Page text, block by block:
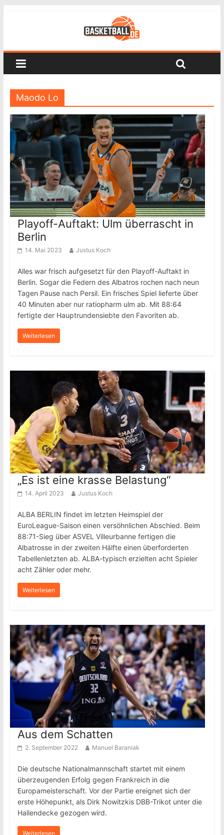
Maodo Lo
Playoff-Auftakt: Ulm überrascht in
Berlin
14. Mai 2023 Justus Koch
Alles war frisch aufgesetzt für den Playoff-Auftakt in
Berlin. Sogar die Federn des Albatros rochen nach neun
Tagen Pause nach Persil. Ein frisches Spiel lieferte über
40 Minuten aber nur ratiopharm ulm ab. Mit 88:64
fertigte der Hauptrundensiebte den Favoriten ab.
Weiterlesen
„Es ist eine krasse Belastung“
14. April 2023 Justus Koch
ALBA BERLIN findet im letzten Heimspiel der
EuroLeague-Saison einen versöhnlichen Abschied. Beim
88:71-Sieg über ASVEL Villeurbanne fertigen die
Albatrosse in der zweiten Hälfte einen überforderten
Tabellenletzten ab. ALBA-typisch erzielten acht Spieler
acht Zähler oder mehr.
Weiterlesen
Aus dem Schatten
2. September 2022 Manuel Baraniak
Die deutsche Nationalmannschaft startet mit einem
überzeugenden Erfolg gegen Frankreich in die
Europameisterschaft. Vor der Partie ereignet sich der
erste Höhepunkt, als Dirk Nowitzkis DBB-Trikot unter die
Hallendecke gezogen wird.
Weiterlesen